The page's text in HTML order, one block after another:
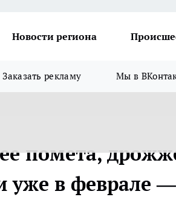
Новости региона
Заказать рекламу Мы в
помета,
уже в феврале